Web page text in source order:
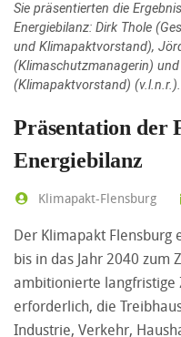
Sie präsentierten die
Energiebilanz: Dirk Thole
und Klimapaktvorstand),
(Klimaschutzmanagerin)
(Klimapaktvorstand) (v.l.n.r.).
Präsentation der
Energiebilanz
Klimapakt-Flensburg
Der Klimapakt Flensburg
bis in das Jahr 2040 zum
ambitionierte langfristige
erforderlich, die
Industrie, Verkehr,